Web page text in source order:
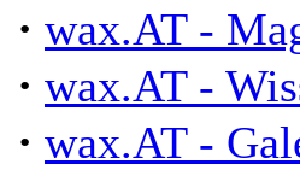
· wax.AT -
· wax.AT -
· wax.AT -